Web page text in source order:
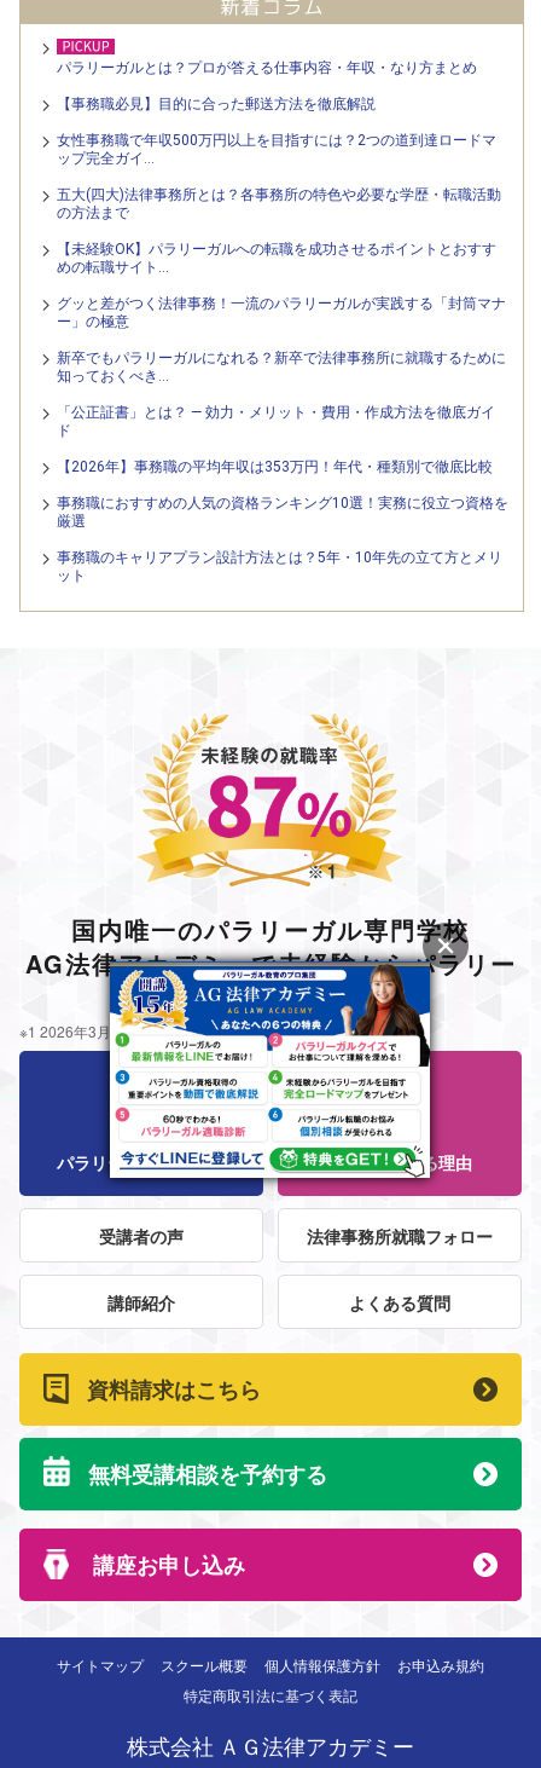
パラリーガルとは？プロが答える仕事内容・年収・なり方まとめ
【事務職必見】目的に合った郵送方法を徹底解説
女性事務職で年収500万円以上を目指すには？2つの道到達ロードマ
ップ完全ガイ…
五大(四大)法律事務所とは？各事務所の特色や必要な学歴・転職活動
の方法まで
【未経験OK】パラリーガルへの転職を成功させるポイントとおすす
めの転職サイト…
グッと差がつく法律事務！一流のパラリーガルが実践する「封筒マナ
ー」の極意
新卒でもパラリーガルになれる？新卒で法律事務所に就職するために
知っておくべき…
「公正証書」とは？ — 効力・メリット・費用・作成方法を徹底ガイ
ド
【2026年】事務職の平均年収は353万円！年代・種類別で徹底比較
事務職におすすめの人気の資格ランキング10選！実務に役立つ資格を
厳選
事務職のキャリアプラン設計方法とは？5年・10年先の立て方とメリ
ット
※1 2026年3月現在、就職対策利用者比
国内唯一のパラリーガル専門学校
AG法律アカデミーで未経験からパラリー
ガルに
パラリーガル資格とは AGが選ばれる理由
受講者の声 法律事務所就職フォロー
講師紹介 よくある質問
資料請求はこちら
無料受講相談を予約する
講座お申し込み
サイトマップ スクール概要 個人情報保護方針
お申込み規約
特定商取引法に基づく表記
株式会社 ＡＧ法律アカデミー